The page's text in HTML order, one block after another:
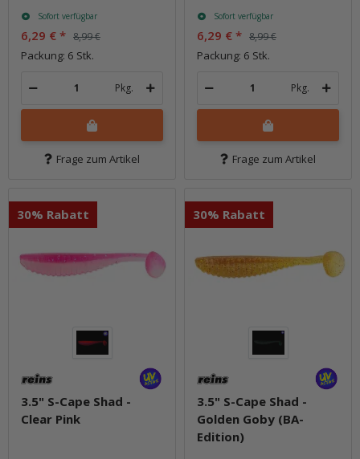
Sofort verfügbar
6,29 € * 8,99 €
Packung: 6 Stk.
Pkg.
Frage zum Artikel
Sofort verfügbar
6,29 € * 8,99 €
Packung: 6 Stk.
Pkg.
Frage zum Artikel
30% Rabatt
3.5" S-Cape Shad -
Clear Pink
30% Rabatt
3.5" S-Cape Shad -
Golden Goby (BA-
Edition)